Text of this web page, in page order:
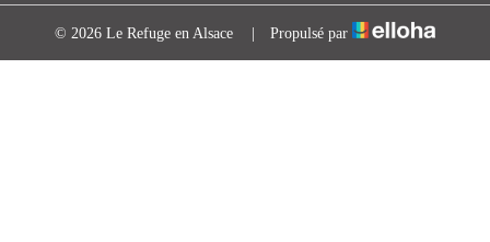
© 2026 Le Refuge en Alsace | Propulsé par